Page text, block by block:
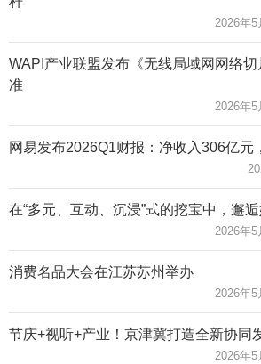
2026年
WAPI产业联盟发布《无线局域网网络
准
2026年
网易发布2026Q1财报：净收入306亿元
在“多元、互动、沉浸”式的挖宝中，邂
2026年
消费名品大会在江苏苏州举办
2026年
节庆+视听+产业！京津冀打造全新协同
2026年